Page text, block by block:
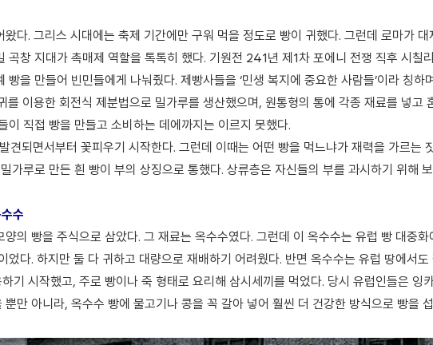
다. 그리스 시대에는 축제 기간에만 구워 먹을 정도로 빵이 귀했다. 그런데 로마가
곡창 지대가 촉매제 역할을 톡톡히 했다. 기원전 241년 제1차 포에니 전쟁 직후 시칠
빵을 만들어 빈민들에게 나눠줬다. 제빵사들을 ‘민생 복지에 중요한 사람들’이라 칭
를 이용한 회전식 제분법으로 밀가루를 생산했으며, 원통형의 통에 각종 재료를 넣고
이 직접 빵을 만들고 소비하는 데에까지는 이르지 못했다.
견되면서부터 꽃피우기 시작한다. 그런데 이때는 어떤 빵을 먹느냐가 재력을 가르
가루로 만든 흰 빵이 부의 상징으로 통했다. 상류층은 자신들의 부를 과시하기 위해
수
의 빵을 주식으로 삼았다. 그 재료는 옥수수였다. 그런데 이 옥수수는 유럽 빵 대중
었다. 하지만 둘 다 귀하고 대량으로 재배하기 어려웠다. 반면 옥수수는 유럽 땅에서
기 시작했고, 주로 빵이나 죽 형태로 요리해 삼시세끼를 먹었다. 당시 유럽인들은
만 아니라, 옥수수 빵에 물고기나 콩을 꼭 갈아 넣어 훨씬 더 건강한 방식으로 빵을